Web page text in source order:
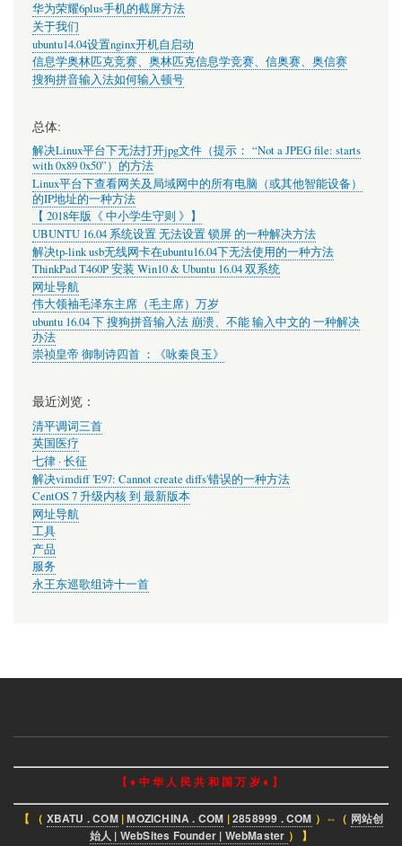
华为荣耀6plus手机的截屏方法
关于我们
ubuntu14.04设置nginx开机自启动
信息学奥林匹克竞赛、奥林匹克信息学竞赛、信奥赛、奥信赛
搜狗拼音输入法如何输入顿号
总体:
解决Linux平台下无法打开jpg文件（提示： “Not a JPEG file: starts
with 0x89 0x50”）的方法
Linux平台下查看网关及局域网中的所有电脑（或其他智能设备）
的IP地址的一种方法
【 2018年版《 中小学生守则 》】
UBUNTU 16.04 系统设置 无法设置 锁屏 的一种解决方法
解决tp-link usb无线网卡在ubuntu16.04下无法使用的一种方法
ThinkPad T460P 安装 Win10 & Ubuntu 16.04 双系统
网址导航
伟大领袖毛泽东主席（毛主席）万岁
ubuntu 16.04 下 搜狗拼音输入法 崩溃、不能 输入中文的 一种解决
办法
崇祯皇帝 御制诗四首 ：《咏秦良玉》
最近浏览：
清平调词三首
英国医疗
七律 · 长征
解决vimdiff 'E97: Cannot create diffs'错误的一种方法
CentOS 7 升级内核 到 最新版本
网址导航
工具
产品
服务
永王东巡歌组诗十一首
【 ♦ 中 华 人 民 共 和 国 万 岁 ♦ 】
【 （ XBATU . COM|MOZICHINA . COM |2858999 . COM ）⇔（ 网站创
始人 | WebSites Founder | WebMaster ） 】